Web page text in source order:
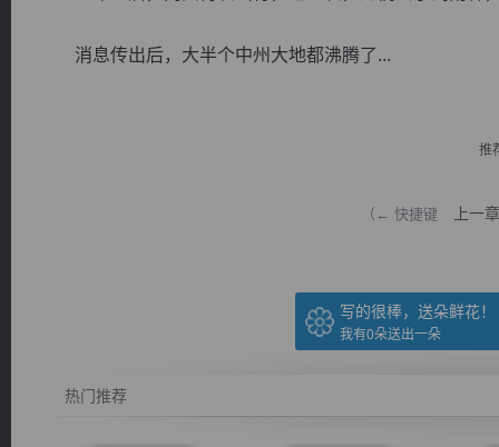
消息传出后，大半个中州大地都沸腾了...
推
（← 快捷键 上一章
写的很棒，送朵鲜花！
我有0朵送出一朵
热门推荐